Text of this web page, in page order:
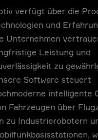
verfügt über die
und
Unternehmen
Leistung und
zu
Software steuert
intelligente
Fahrzeugen über
zu Industrierobotern